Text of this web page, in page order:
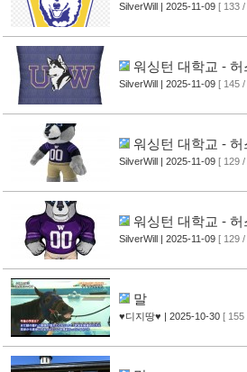
SilverWill | 2025-11-09 [ 133 /
워싱턴 대학교 - 허
SilverWill | 2025-11-09 [ 145 /
워싱턴 대학교 - 허
SilverWill | 2025-11-09 [ 129 /
워싱턴 대학교 - 허
SilverWill | 2025-11-09 [ 129 /
말
♥디지땅♥ | 2025-10-30 [ 155